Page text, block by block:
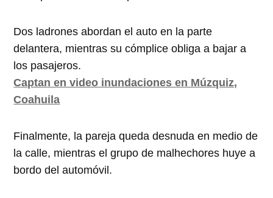
Dos ladrones abordan el auto en la parte
delantera, mientras su cómplice obliga a bajar a
los pasajeros.
Captan en video inundaciones en Múzquiz,
Coahuila
Finalmente, la pareja queda desnuda en medio de
la calle, mientras el grupo de malhechores huye a
bordo del automóvil.